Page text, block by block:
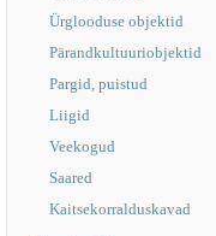
Ürglooduse objektid
Pärandkultuuriobjektid
Pargid, puistud
Liigid
Veekogud
Saared
Kaitsekorralduskavad